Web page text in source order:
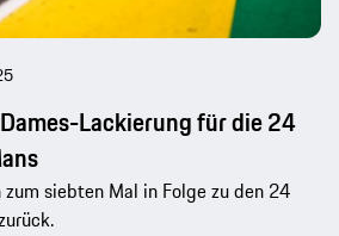
Lackierung für die 24
zum siebten Mal in Folge zu den 24